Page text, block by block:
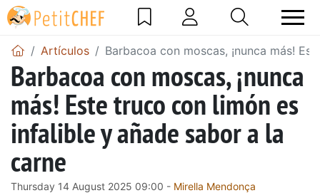
Artículos Barbacoa con moscas, ¡nunca más!
Barbacoa con moscas, ¡nunca
más! Este truco con limón es
infalible y añade sabor a la
carne
Thursday 14 August 2025 09:00 - Mirella Mendonça